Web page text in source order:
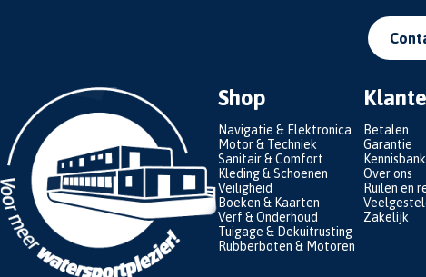
Shop
Navigatie & Elektronica
Motor & Techniek
Sanitair & Comfort
Kleding & Schoenen
Veiligheid
Boeken & Kaarten
Verf & Onderhoud
Tuigage & Dekuitrusting
Rubberboten & Motoren
Betalen
Garantie
Kennisbank
Over ons
Ruilen en
Zakelijk